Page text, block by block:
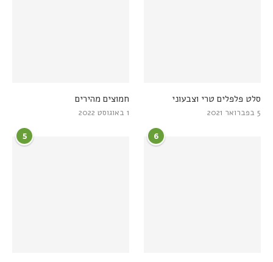
חמוצים מהירים
1 באוגוסט 2022
סלט פלפלים טרי וצבעוני
5 בפברואר 2021
5 6